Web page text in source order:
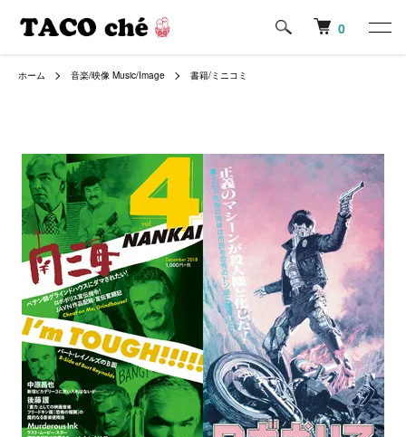
0
ホーム 音楽/映像 Music/Image 書籍/ミニコミ